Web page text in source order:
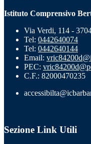
Istituto Comprensivo
Via Verdi, 114 -
Tel: 0442640074
Tel: 0442640144
Email:
PEC:
C.F.: 82000470235
Sezione Link Utili